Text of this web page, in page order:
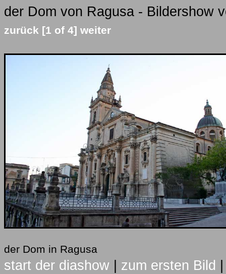
der Dom von Ragusa - Bildershow
zurück [1 of 4] weiter
der Dom in Ragusa
start der diashow zum ersten Bild